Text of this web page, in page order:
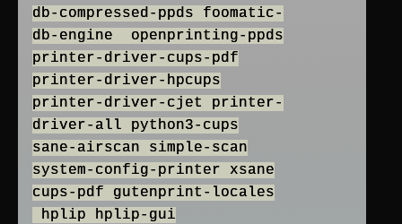
db-compressed-ppds foomatic-
db-engine openprinting-ppds
printer-driver-cups-pdf
printer-driver-hpcups
printer-driver-cjet printer-
driver-all python3-cups
sane-airscan simple-scan
system-config-printer xsane
cups-pdf gutenprint-locales
hplip hplip-gui